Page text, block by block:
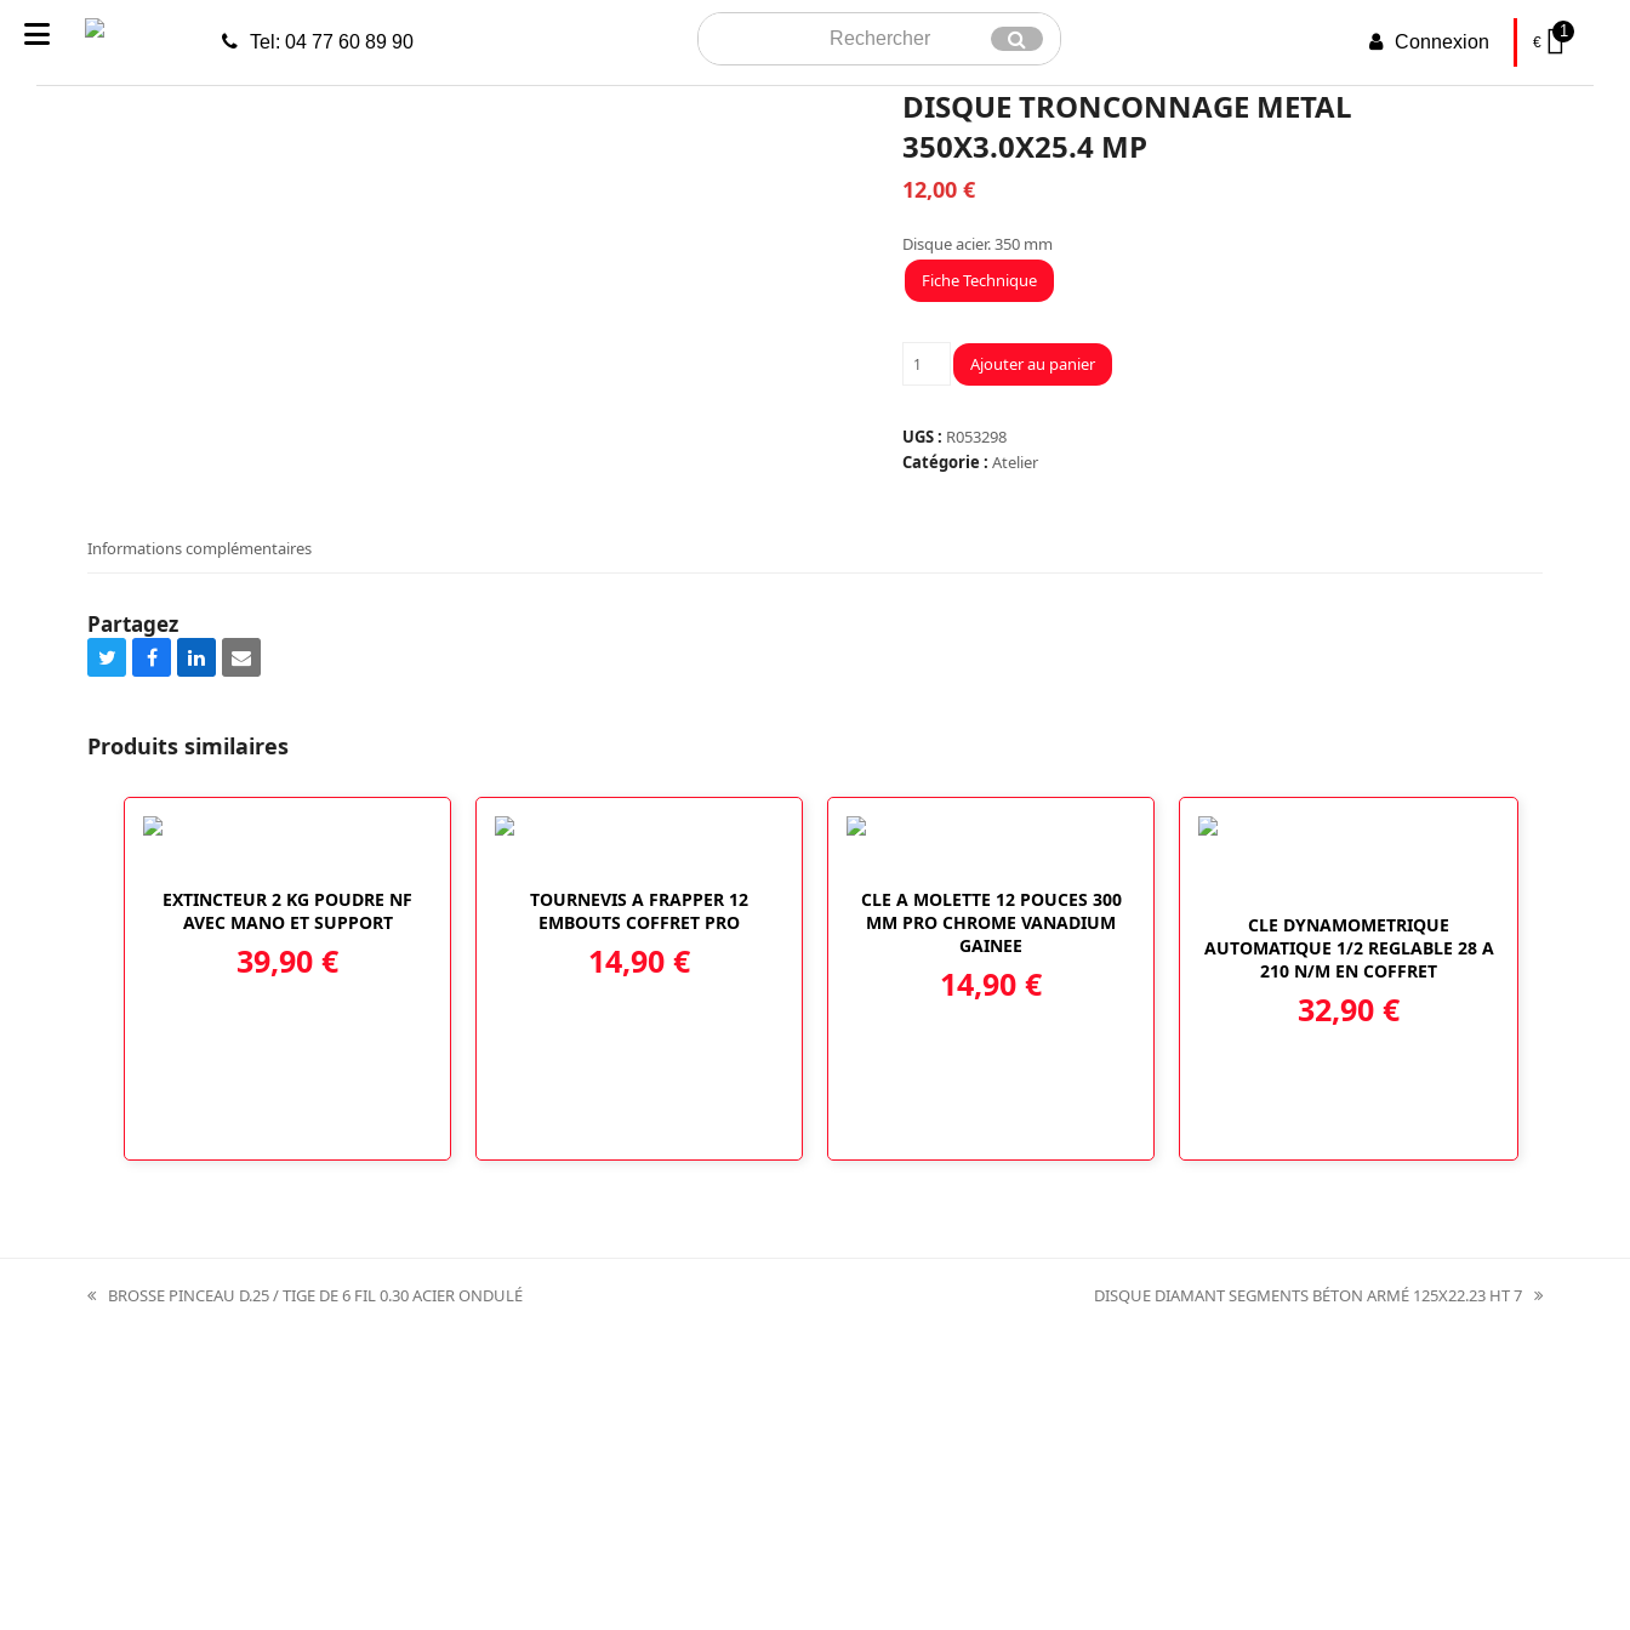
Tel: 04 77 60 89 90
Rechercher
Envoyer Connexion €
1
DISQUE TRONCONNAGE METAL
350X3.0X25.4 MP
12,00 €
Disque acier. 350 mm
Fiche Technique
quantité
TRONCONNAGE
METAL
Ajouter au panier
UGS : R053298
Catégorie : Atelier
Informations complémentaires
Partagez
Share
Twitter
Share
Facebook
Share
LinkedIn
Share
Email
Produits similaires
EXTINCTEUR 2 KG POUDRE NF
AVEC MANO ET SUPPORT
39,90 €
TOURNEVIS A FRAPPER 12
EMBOUTS COFFRET PRO
14,90 €
CLE A MOLETTE 12 POUCES 300
MM PRO CHROME VANADIUM
GAINEE
14,90 €
CLE DYNAMOMETRIQUE
AUTOMATIQUE 1/2 REGLABLE 28 A
210 N/M EN COFFRET
32,90 €
previous
BROSSE PINCEAU D.25 / TIGE DE 6 FIL 0.30 ACIER ONDULÉ
next
DISQUE DIAMANT SEGMENTS BÉTON ARMÉ 125X22.23 HT 7